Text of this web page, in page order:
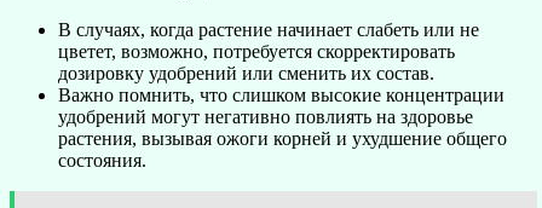
В случаях, когда растение начинает слабеть или не
цветет, возможно, потребуется скорректировать
дозировку удобрений или сменить их состав.
Важно помнить, что слишком высокие концентрации
удобрений могут негативно повлиять на здоровье
растения, вызывая ожоги корней и ухудшение общего
состояния.